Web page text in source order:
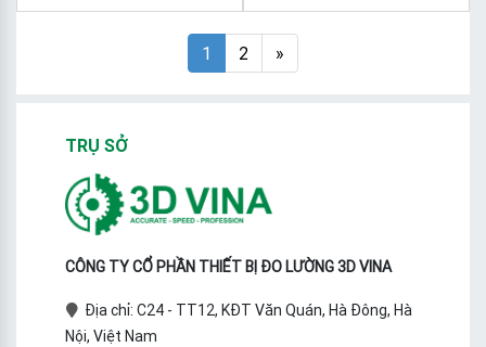
1 2 »
TRỤ SỞ
CÔNG TY CỔ PHẦN THIẾT BỊ ĐO LƯỜNG 3D VINA
Địa chỉ: C24 - TT12, KĐT Văn Quán, Hà Đông, Hà
Nội, Việt Nam